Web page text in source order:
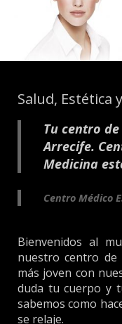
Salud, Estética
Tu centro
Arrecife.
Medicina
Centro Médico
Bienvenidos al
nuestro centro
más joven con
duda tu cuerpo y
sabemos como
se relaje.